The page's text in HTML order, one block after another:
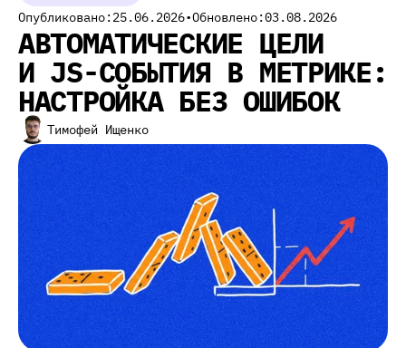
Опубликовано:25.06.2026•Обновлено:03.08.2026
АВТОМАТИЧЕСКИЕ ЦЕЛИ
И JS-СОБЫТИЯ В МЕТРИКЕ:
НАСТРОЙКА БЕЗ ОШИБОК
Тимофей Ищенко